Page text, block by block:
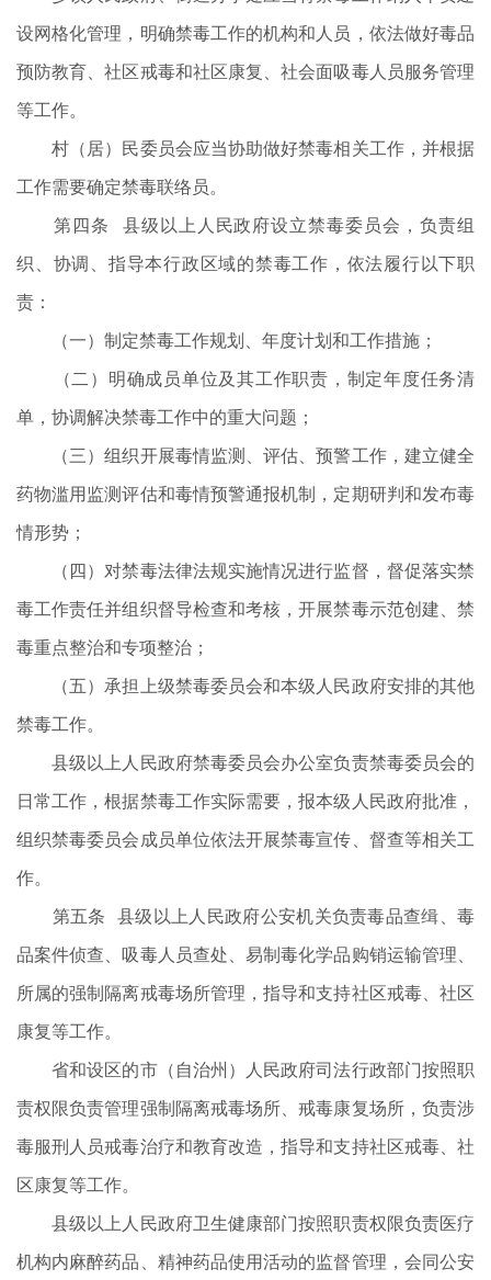
设网格化管理，明确禁毒工作的机构和人员，依法做好毒品
预防教育、社区戒毒和社区康复、社会面吸毒人员服务管理
等工作。
村（居）民委员会应当协助做好禁毒相关工作，并根据
工作需要确定禁毒联络员。
第四条 县级以上人民政府设立禁毒委员会，负责组
织、协调、指导本行政区域的禁毒工作，依法履行以下职
责：
（一）制定禁毒工作规划、年度计划和工作措施；
（二）明确成员单位及其工作职责，制定年度任务清
单，协调解决禁毒工作中的重大问题；
（三）组织开展毒情监测、评估、预警工作，建立健全
药物滥用监测评估和毒情预警通报机制，定期研判和发布毒
情形势；
（四）对禁毒法律法规实施情况进行监督，督促落实禁
毒工作责任并组织督导检查和考核，开展禁毒示范创建、禁
毒重点整治和专项整治；
（五）承担上级禁毒委员会和本级人民政府安排的其他
禁毒工作。
县级以上人民政府禁毒委员会办公室负责禁毒委员会的
日常工作，根据禁毒工作实际需要，报本级人民政府批准，
组织禁毒委员会成员单位依法开展禁毒宣传、督查等相关工
作。
第五条 县级以上人民政府公安机关负责毒品查缉、毒
品案件侦查、吸毒人员查处、易制毒化学品购销运输管理、
所属的强制隔离戒毒场所管理，指导和支持社区戒毒、社区
康复等工作。
省和设区的市（自治州）人民政府司法行政部门按照职
责权限负责管理强制隔离戒毒场所、戒毒康复场所，负责涉
毒服刑人员戒毒治疗和教育改造，指导和支持社区戒毒、社
区康复等工作。
县级以上人民政府卫生健康部门按照职责权限负责医疗
机构内麻醉药品、精神药品使用活动的监督管理，会同公安